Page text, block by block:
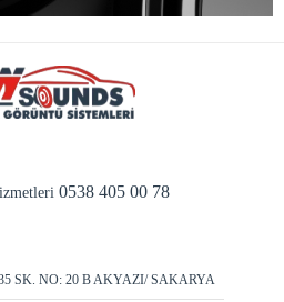
0538 405 00 78
SK. NO: 20 B AKYAZI/ SAKARYA